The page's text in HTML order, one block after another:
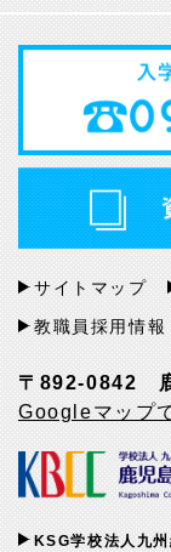
〒892-0842
Googleマップ
KSG学校法人九
サイトマップ
教職員採用情報